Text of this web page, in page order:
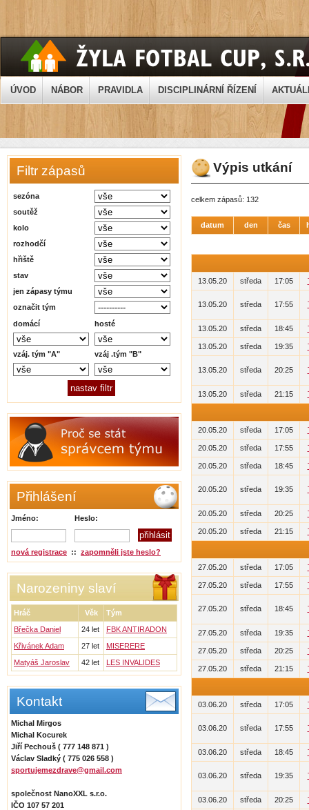
ÚVOD NÁBOR PRAVIDLA DISCIPLINÁRNÍ ŘÍZENÍ
Filtr zápasů
sezóna
soutěž
kolo
rozhodčí
hřiště
stav
jen zápasy týmu
označit tým
domácí
hosté
vzáj. tým "A" vzáj .tým "B"
Přihlášení
Jméno: Heslo:
nová registrace :: zapomněli jste heslo?
Narozeniny slaví
Hráč Věk
Tým
Břečka Daniel
24 let
FBK ANTIRADON
Křivánek Adam
27 let
MISERERE
Matyáš Jaroslav
42 let LES INVALIDES
Kontakt
Michal Mirgos
Michal Kocurek
Jiří Pechouš ( 777 148 871 )
Václav Sladký ( 775 026 558 )
sportujemezdrave@gmail.com
společnost NanoXXL s.r.o.
IČO 107 57 201
Výpis utkání
celkem zápasů: 132
datum den čas
13.05.20 středa 17:05
13.05.20 středa 17:55
13.05.20 středa 18:45
13.05.20 středa 19:35
13.05.20 středa 20:25
13.05.20 středa 21:15
20.05.20 středa 17:05
20.05.20 středa 17:55
20.05.20 středa 18:45
20.05.20 středa 19:35
20.05.20 středa 20:25
20.05.20 středa 21:15
27.05.20 středa 17:05
27.05.20 středa 17:55
27.05.20 středa 18:45
27.05.20 středa 19:35
27.05.20 středa 20:25
27.05.20 středa 21:15
03.06.20 středa 17:05
03.06.20 středa 17:55
03.06.20 středa 18:45
03.06.20 středa 19:35
03.06.20 středa 20:25